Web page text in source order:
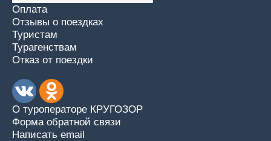
Оплата
Отзывы о поездках
Туристам
Турагенствам
Отказ от поездки
О туроператоре КРУГОЗОР
Форма обратной связи
Написать email